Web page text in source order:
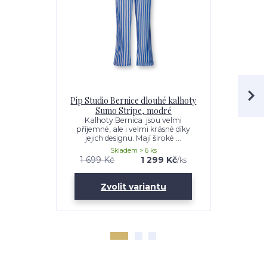
Pip Studio Bernice dlouhé kalhoty
Sumo Stripe, modré
Kalhoty Bernica jsou velmi
příjemné, ale i velmi krásné díky
jejich designu. Mají široké ...
1 699 Kč 1 299 Kč/ks
Skladem > 6 ks
Zvolit variantu
Pip